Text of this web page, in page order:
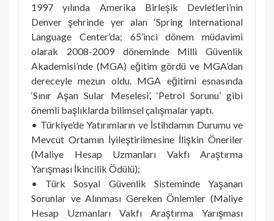
1997 yılında Amerika Birleşik Devletleri’nin
Denver şehrinde yer alan ‘Spring International
Language Center’da; 65’inci dönem müdavimi
olarak 2008-2009 döneminde Milli Güvenlik
Akademisi’nde (MGA) eğitim gördü ve MGA’dan
dereceyle mezun oldu. MGA eğitimi esnasında
‘Sınır Aşan Sular Meselesi’, ‘Petrol Sorunu’ gibi
önemli başlıklarda bilimsel çalışmalar yaptı.
• Türkiye’de Yatırımların ve İstihdamın Durumu ve
Mevcut Ortamın İyileştirilmesine İlişkin Öneriler
(Maliye Hesap Uzmanları Vakfı Araştırma
Yarışması İkincilik Ödülü);
• Türk Sosyal Güvenlik Sisteminde Yaşanan
Sorunlar ve Alınması Gereken Önlemler (Maliye
Hesap Uzmanları Vakfı Araştırma Yarışması